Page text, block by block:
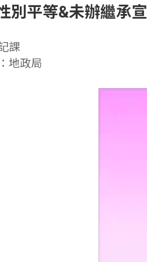
別平等&未辦繼承
課
地政局